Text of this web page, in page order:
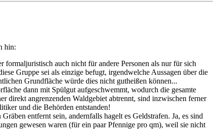
hin:
auch nicht für andere Personen als nur für sich
Gruppe sei als einzige befugt, irgendwelche Aussagen über die
Grundfläche würde dies nicht gutheißen können...
dann mit Spülgut aufgeschwemmt, wodurch die gesamte
direkt angrenzenden Waldgebiet abtrennt, sind inzwischen ferner
und die Behörden entstanden!
entfernt sein, andernfalls hagelt es Geldstrafen. Ja, es sind
gewesen waren (für ein paar Pfennige pro qm), weil sie nicht